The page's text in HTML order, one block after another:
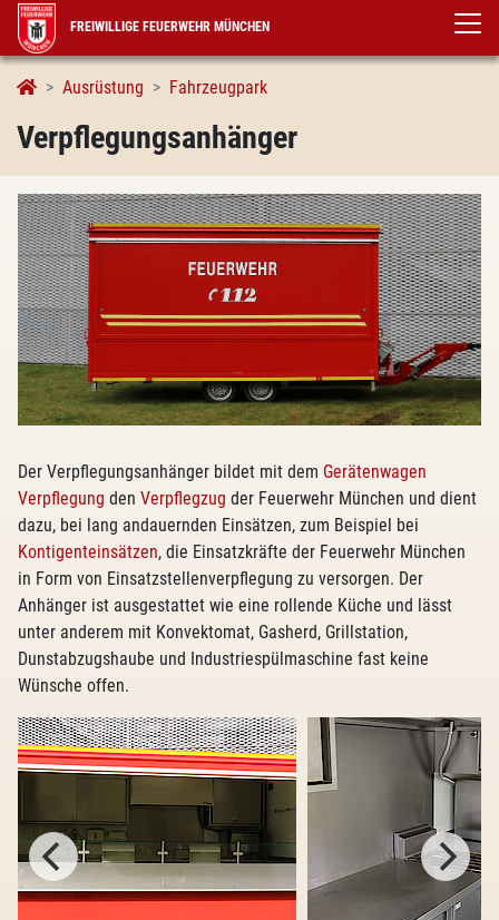
FREIWILLIGE FEUERWEHR MÜNCHEN
Ausrüstung Fahrzeugpark
Verpflegungsanhänger
Verpflegungsanhänger
Der Verpflegungsanhänger bildet mit dem Gerätenwagen
Verpflegung den Verpflegzug der Feuerwehr München und dient
dazu, bei lang andauernden Einsätzen, zum Beispiel bei
Kontigenteinsätzen, die Einsatzkräfte der Feuerwehr München
in Form von Einsatzstellenverpflegung zu versorgen. Der
Anhänger ist ausgestattet wie eine rollende Küche und lässt
unter anderem mit Konvektomat, Gasherd, Grillstation,
Dunstabzugshaube und Industriespülmaschine fast keine
Wünsche offen.